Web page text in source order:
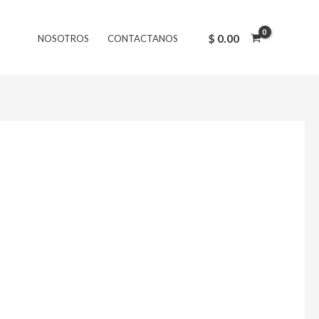
NOSOTROS CONTACTANOS $ 0.00